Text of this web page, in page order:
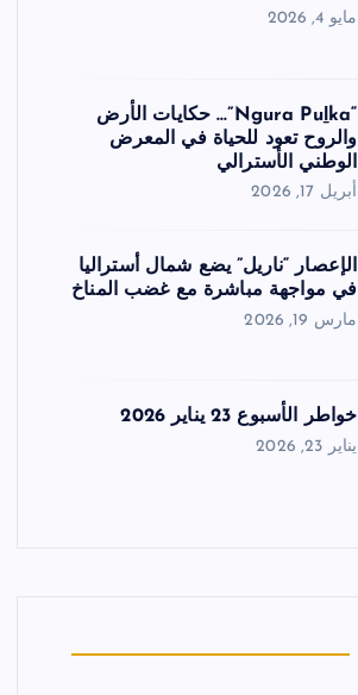
مايو 4, 2026
“Ngura Puḻka”… حكايات الأرض
والروح تعود للحياة في المعرض
الوطني الأسترالي
أبريل 17, 2026
الإعصار “ناريل” يضع شمال أستراليا
في مواجهة مباشرة مع غضب المناخ
مارس 19, 2026
خواطر الأسبوع 23 يناير 2026
يناير 23, 2026